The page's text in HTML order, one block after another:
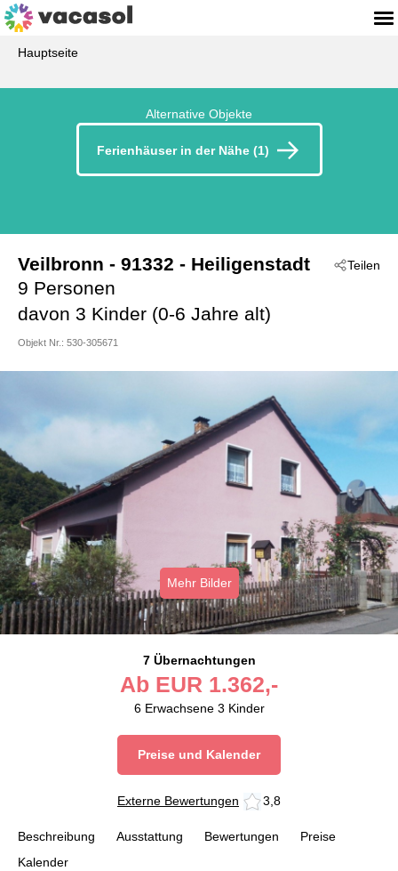
Hauptseite
Alternative Objekte
Ferienhäuser in der Nähe (1)
Teilen
Veilbronn - 91332 - Heiligenstadt
9 Personen
davon 3 Kinder (0-6 Jahre alt)
Objekt Nr.: 530-305671
Mehr Bilder
7 Übernachtungen
Ab EUR 1.362,-
6 Erwachsene 3 Kinder
Preise und Kalender
Externe Bewertungen 3,8
Beschreibung Ausstattung Bewertungen
Preise
Kalender